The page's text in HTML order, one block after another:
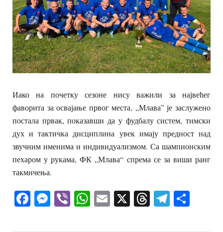
Иако на почетку сезоне нису важили за највећег
фаворита за освајање првог места, „Млава” је заслужено
постала првак, показавши да у фудбалу систем, тимски
дух и тактичка дисциплина увек имају предност над
звучним именима и индивидуализмом. Са шампионским
пехаром у рукама, ФК „Млава“ спрема се за виши ранг
такмичења.
Facebook
Messenger
ViberWhatsApp
Email
X Threads